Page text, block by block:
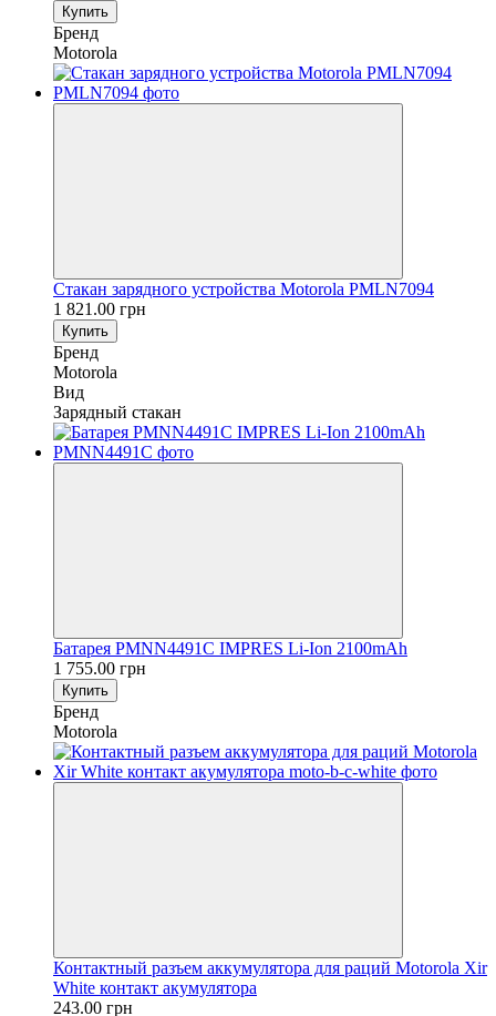
Купить
Бренд
Motorola
Стакан зарядного устройства Motorola PMLN7094
1 821.00 грн
Купить
Бренд
Motorola
Вид
Зарядный стакан
Батарея PMNN4491C IMPRES Li-Ion 2100mAh
1 755.00 грн
Купить
Бренд
Motorola
Контактный разъем аккумулятора для раций Motorola Xir
White контакт акумулятора
243.00 грн